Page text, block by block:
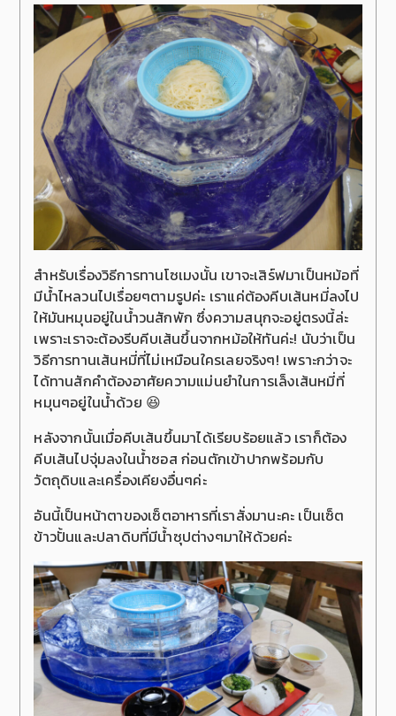
สำหรับเรื่องวิธีการทานโซเมงนั้น เขาจะเสิร์ฟมาเป็นหม้อที่
มีน้ำไหลวนไปเรื่อยๆตามรูปค่ะ เราแค่ต้องคีบเส้นหมี่ลงไป
ให้มันหมุนอยู่ในน้ำวนสักพัก ซึ่งความสนุกจะอยู่ตรงนี้ล่ะ
เพราะเราจะต้องรีบคีบเส้นขึ้นจากหม้อให้ทันค่ะ! นับว่าเป็น
วิธีการทานเส้นหมี่ที่ไม่เหมือนใครเลยจริงๆ! เพราะกว่าจะ
ได้ทานสักคำต้องอาศัยความแม่นยำในการเล็งเส้นหมี่ที่
หมุนๆอยู่ในน้ำด้วย 😆
หลังจากนั้นเมื่อคีบเส้นขึ้นมาได้เรียบร้อยแล้ว เราก็ต้อง
คีบเส้นไปจุ่มลงในน้ำซอส ก่อนตักเข้าปากพร้อมกับ
วัตถุดิบและเครื่องเคียงอื่นๆค่ะ
อันนี้เป็นหน้าตาของเซ็ตอาหารที่เราสั่งมานะคะ เป็นเซ็ต
ข้าวปั้นและปลาดิบที่มีน้ำซุปต่างๆมาให้ด้วยค่ะ